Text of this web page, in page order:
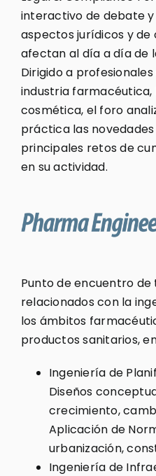
interactivo de debate
aspectos jurídicos y
afectan al día a día de
Dirigido a
industria
cosmética, el foro
práctica las
principales retos de
en su actividad.
Punto de encuentro
relacionados con la
los ámbitos
productos sanitarios,
Ingeniería de
Diseños
crecimiento,
Aplicación de
urbanización,
Ingeniería de